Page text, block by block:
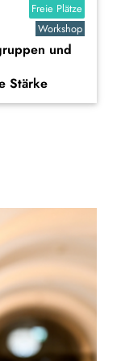
Freie Plätze
Workshop
und
Stärke